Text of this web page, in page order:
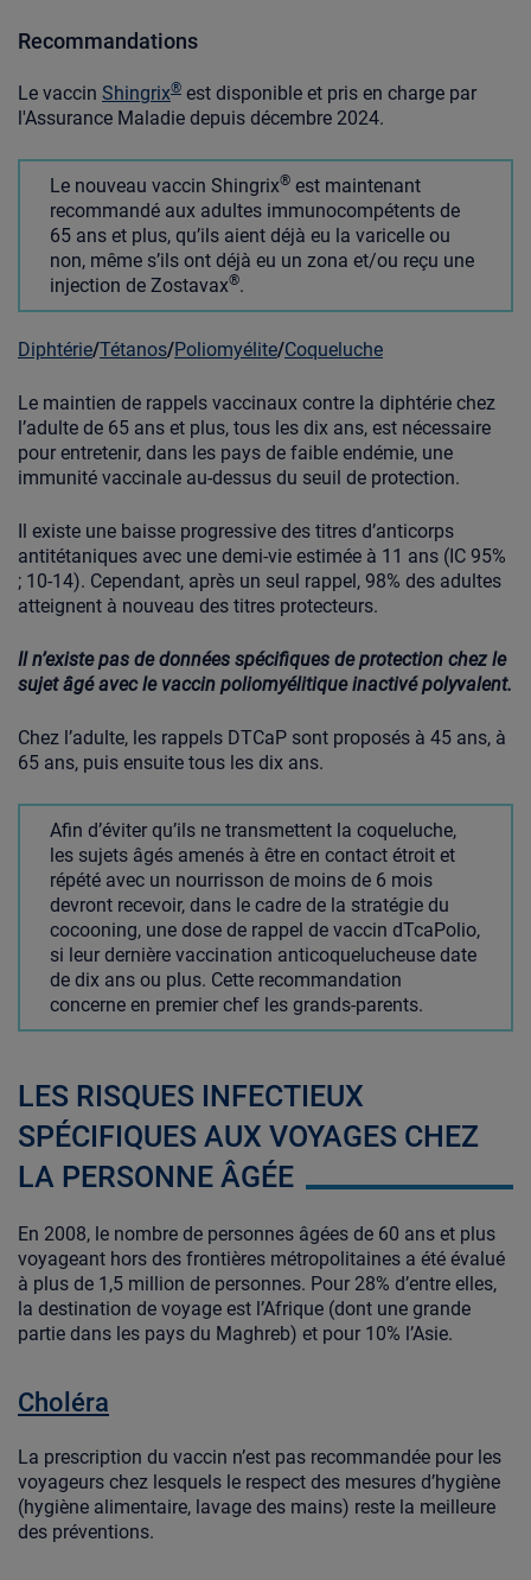
Recommandations
Le vaccin Shingrix® est disponible et pris en charge par
l'Assurance Maladie depuis décembre 2024.
Le nouveau vaccin Shingrix® est maintenant
recommandé aux adultes immunocompétents de
65 ans et plus, qu’ils aient déjà eu la varicelle ou
non, même s’ils ont déjà eu un zona et/ou reçu une
injection de Zostavax®.
Diphtérie/Tétanos/Poliomyélite/Coqueluche
Le maintien de rappels vaccinaux contre la diphtérie chez
l’adulte de 65 ans et plus, tous les dix ans, est nécessaire
pour entretenir, dans les pays de faible endémie, une
immunité vaccinale au-dessus du seuil de protection.
Il existe une baisse progressive des titres d’anticorps
antitétaniques avec une demi-vie estimée à 11 ans (IC 95%
; 10-14). Cependant, après un seul rappel, 98% des adultes
atteignent à nouveau des titres protecteurs.
Il n’existe pas de données spécifiques de protection chez le
sujet âgé avec le vaccin poliomyélitique inactivé polyvalent.
Chez l’adulte, les rappels DTCaP sont proposés à 45 ans, à
65 ans, puis ensuite tous les dix ans.
Afin d’éviter qu’ils ne transmettent la coqueluche,
les sujets âgés amenés à être en contact étroit et
répété avec un nourrisson de moins de 6 mois
devront recevoir, dans le cadre de la stratégie du
cocooning, une dose de rappel de vaccin dTcaPolio,
si leur dernière vaccination anticoquelucheuse date
de dix ans ou plus. Cette recommandation
concerne en premier chef les grands-parents.
LES RISQUES INFECTIEUX
SPÉCIFIQUES AUX VOYAGES CHEZ
LA PERSONNE ÂGÉE
En 2008, le nombre de personnes âgées de 60 ans et plus
voyageant hors des frontières métropolitaines a été évalué
à plus de 1,5 million de personnes. Pour 28% d’entre elles,
la destination de voyage est l’Afrique (dont une grande
partie dans les pays du Maghreb) et pour 10% l’Asie.
Choléra
La prescription du vaccin n’est pas recommandée pour les
voyageurs chez lesquels le respect des mesures d’hygiène
(hygiène alimentaire, lavage des mains) reste la meilleure
des préventions.